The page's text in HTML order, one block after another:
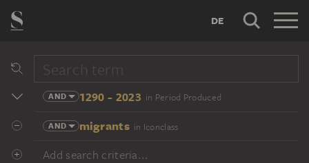
DE
AND 1290 - 2023 in Period Produced
AND migrants in Iconclass
Add search criteria...